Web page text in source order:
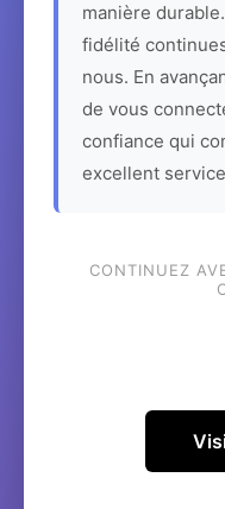
manière
fidélité
nous. En
de vous
confiance qui
excellent
CONTINUEZ